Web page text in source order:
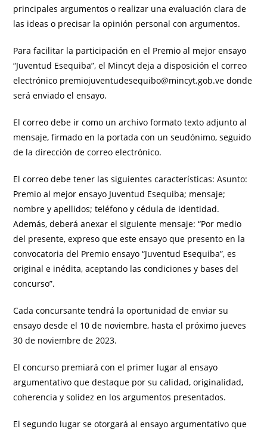
principales argumentos o realizar una evaluación clara de
las ideas o precisar la opinión personal con argumentos.
Para facilitar la participación en el Premio al mejor ensayo
“Juventud Esequiba”, el Mincyt deja a disposición el correo
electrónico premiojuventudesequibo@mincyt.gob.ve donde
será enviado el ensayo.
El correo debe ir como un archivo formato texto adjunto al
mensaje, firmado en la portada con un seudónimo, seguido
de la dirección de correo electrónico.
El correo debe tener las siguientes características: Asunto:
Premio al mejor ensayo Juventud Esequiba; mensaje;
nombre y apellidos; teléfono y cédula de identidad.
Además, deberá anexar el siguiente mensaje: “Por medio
del presente, expreso que este ensayo que presento en la
convocatoria del Premio ensayo “Juventud Esequiba”, es
original e inédita, aceptando las condiciones y bases del
concurso”.
Cada concursante tendrá la oportunidad de enviar su
ensayo desde el 10 de noviembre, hasta el próximo jueves
30 de noviembre de 2023.
El concurso premiará con el primer lugar al ensayo
argumentativo que destaque por su calidad, originalidad,
coherencia y solidez en los argumentos presentados.
El segundo lugar se otorgará al ensayo argumentativo que